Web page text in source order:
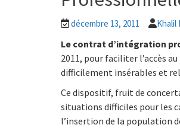
décembre 13, 2011 Khalil
Le contrat d’intégration
2011, pour faciliter l’accès
difficilement insérables et
Ce dispositif, fruit de
situations difficiles pour les
l’insertion de la population